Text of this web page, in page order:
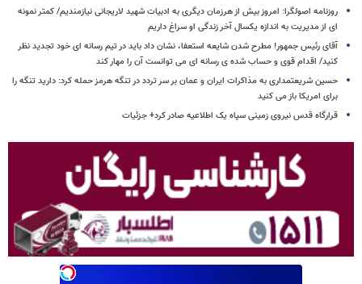
روزنامه اصولگرا: امروز بیش از هرزمان دیگری به ادبیات شهید لاریجانی نیازمندیم/ کمتر نمونه
ای از مدیریت به اندازه یکسال آخر زندگی او سراغ داریم
آقای رئیس جمهور! مطرح شدن شایعه استعفا، نشان داد باید در تیم رسانه ای خود تجدید نظر
کنید/ اقدام قوی و حساب شده ی رسانه ای می توانست آن را مهار کند
حسین شریعتمداری به مذاکرات ایران و عمان بر سر تردد در تنگه هرمز حمله کرد: دارید تنگه را
برای امریکا باز می کنید
قرارگاه قدس نیروی زمینی سپاه یک اطلاعیه صادر کرد+ جزئیات